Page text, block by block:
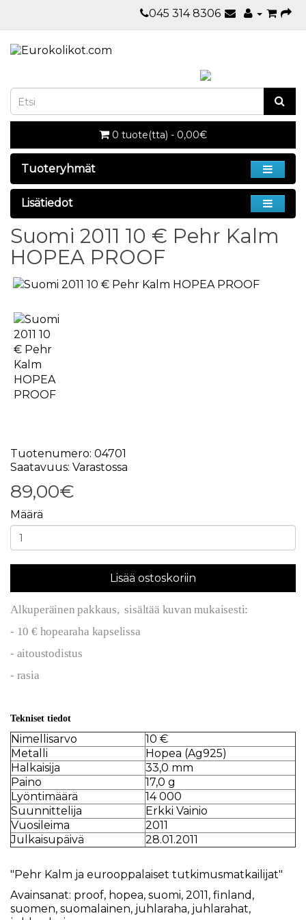
045 314 8306
0 tuote(tta) - 0,00€
Tuoteryhmät
Lisätiedot
Suomi 2011 10 € Pehr Kalm
HOPEA PROOF
Tuotenumero: 04701
Saatavuus: Varastossa
89,00€
Määrä
Lisää ostoskoriin
Alkuperäinen pakkaus, sisältää kuvan mukaisesti:
- 10 € hopearaha kapselissa
- aitoustodistus
- rasia
Tekniset tiedot
Nimellisarvo
10 €
Metalli
Hopea (Ag925)
Halkaisija
33,0 mm
Paino
17,0 g
Lyöntimäärä
14 000
Suunnittelija
Erkki Vainio
Vuosileima
2011
Julkaisupäivä
28.01.2011
"Pehr Kalm ja eurooppalaiset tutkimusmatkailijat"
Avainsanat: proof, hopea, suomi, 2011, finland ,
suomen, suomalainen, juhlaraha, juhlarahat,